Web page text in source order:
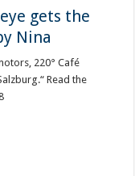
gets the
Nina
220° Café
Read the